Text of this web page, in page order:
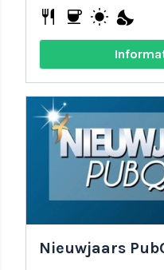
restaurant coffee wb_sunny nights_stay
Nieuwjaars